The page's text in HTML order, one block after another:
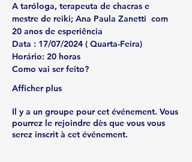
A taróloga, terapeuta de chacras e
mestre de reiki; Ana Paula Zanetti  com
20 anos de esperiência
Data : 17/07/2024 ( Quarta-Feira)
Horário: 20 horas
Como vai ser feito?
Afficher plus
Il y a un groupe pour cet événement. Vous
pourrez le rejoindre dès que vous vous
serez inscrit à cet événement.